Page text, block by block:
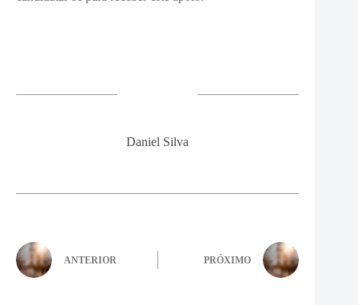
Daniel Silva
ANTERIOR PRÓXIMO